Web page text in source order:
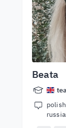
Beata
polish